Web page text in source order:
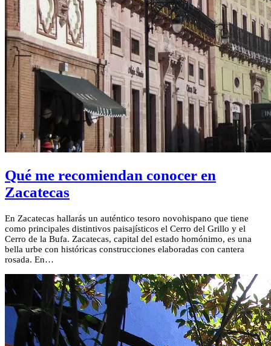
Qué me recomiendan conocer en
Zacatecas
En Zacatecas hallarás un auténtico tesoro novohispano que tiene
como principales distintivos paisajísticos el Cerro del Grillo y el
Cerro de la Bufa. Zacatecas, capital del estado homónimo, es una
bella urbe con históricas construcciones elaboradas con cantera
rosada. En…